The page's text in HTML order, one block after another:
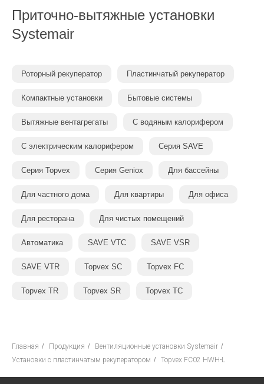
Приточно-вытяжные установки
Systemair
Роторный рекуператор Пластинчатый рекуператор
Компактные установки Бытовые системы
Вытяжные вентагрегаты С водяным калорифером
С электрическим калорифером Серия SAVE
Серия Topvex Серия Geniox Для бассейны
Для частного дома Для квартиры Для офиса
Для ресторана Для чистых помещений
Автоматика SAVE VTC SAVE VSR
SAVE VTR Topvex SC Topvex FC
Topvex TR Topvex SR Topvex TC
Главная / Продукция / Вентиляционные установки Systemair /
Установки с пластинчатым рекуператором / Topvex FC02 HWH-L